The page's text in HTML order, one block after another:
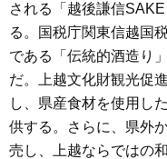
される「越後謙信
る。国税庁関東信越国
である「伝統的酒造り
だ。上越文化財観光促
し、県産食材を使用し
供する。さらに、県外
売し、上越ならではの